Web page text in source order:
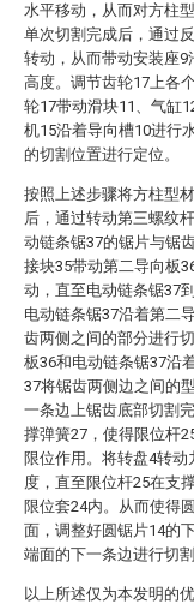
水平移动，从而对方柱
单次切割完成后，通过
转动，从而带动安装座
高度。调节齿轮17上各
轮17带动滑块11、气缸
机15沿着导向槽10进行
的切割位置进行定位。
按照上述步骤将方柱型
后，通过转动第三螺纹
动链条锯37的锯片与锯
接块35带动第二导向板
动，直至电动链条锯37
电动链条锯37沿着第二
齿两侧之间的部分进行
板36和电动链条锯37沿
37将锯齿两侧边之间的
一条边上锯齿底部切割
撑弹簧27，使得限位杆
限位作用。将转盘4转
度，直至限位杆25在支
限位套24内。从而使得
面，调整好圆锯片14的
端面的下一条边进行切割
以上所述仅为本发明的